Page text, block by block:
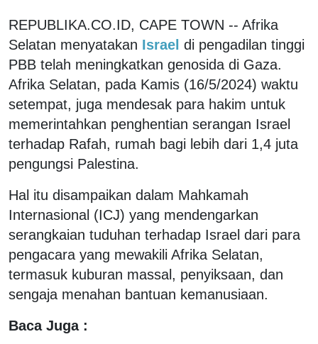
REPUBLIKA.CO.ID, CAPE TOWN -- Afrika
Selatan menyatakan Israel di pengadilan tinggi
PBB telah meningkatkan genosida di Gaza.
Afrika Selatan, pada Kamis (16/5/2024) waktu
setempat, juga mendesak para hakim untuk
memerintahkan penghentian serangan Israel
terhadap Rafah, rumah bagi lebih dari 1,4 juta
pengungsi Palestina.
Hal itu disampaikan dalam Mahkamah
Internasional (ICJ) yang mendengarkan
serangkaian tuduhan terhadap Israel dari para
pengacara yang mewakili Afrika Selatan,
termasuk kuburan massal, penyiksaan, dan
sengaja menahan bantuan kemanusiaan.
Baca Juga :